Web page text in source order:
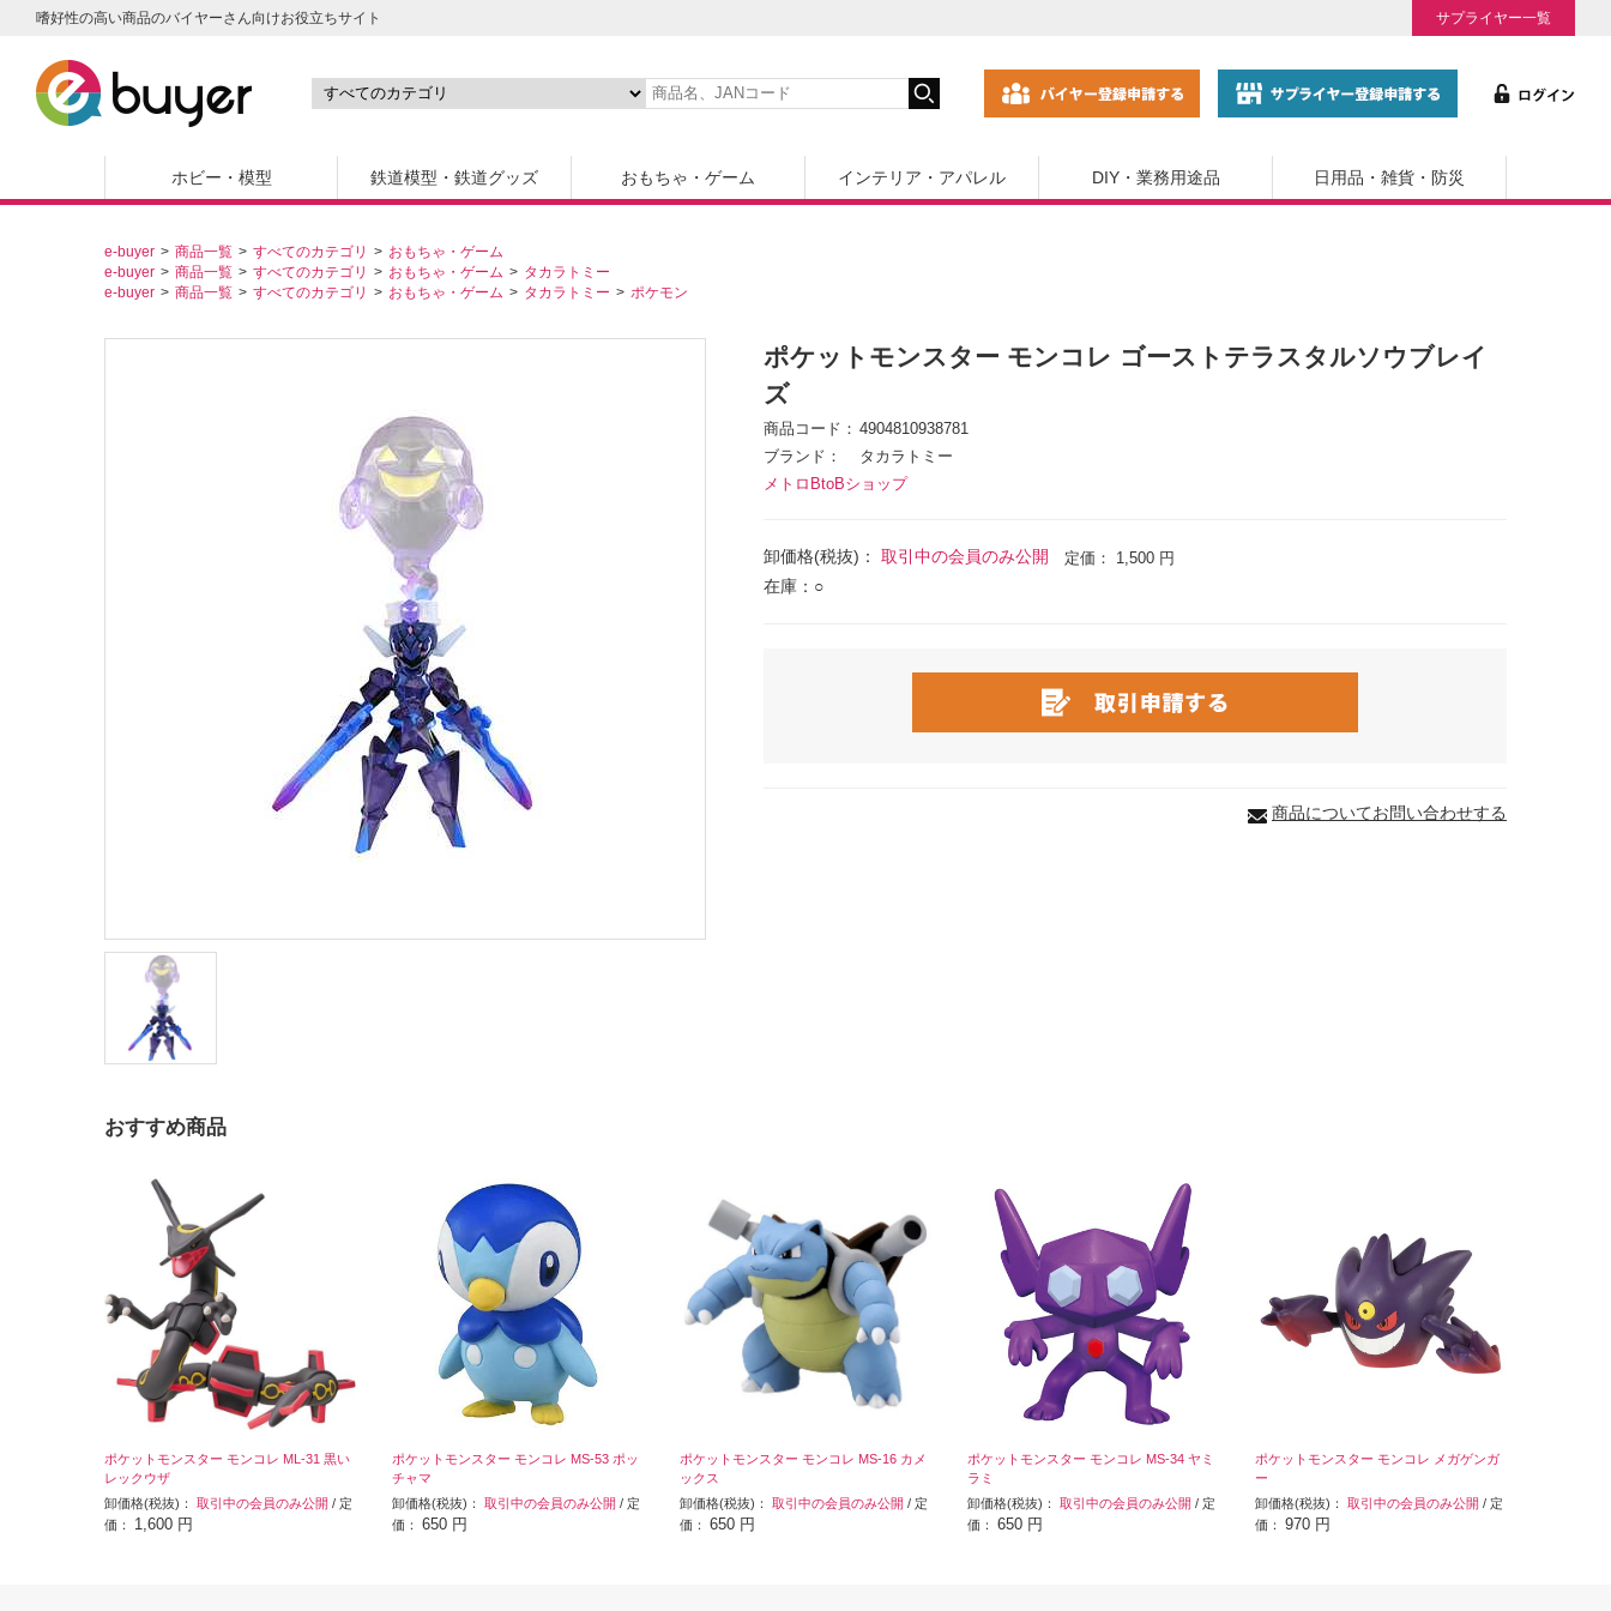
嗜好性の高い商品のバイヤーさん向けお役立ちサイト サプライヤー一覧
ホビー・模型 鉄道模型・鉄道グッズ おもちゃ・ゲーム インテリア・アパレル DIY・業務用途品 日用品・雑貨・防災
e-buyer 商品一覧 すべてのカテゴリ
おもちゃ・ゲーム
e-buyer
商品一覧 すべてのカテゴリ おもちゃ・ゲーム
タカラトミー
e-buyer
商品一覧 すべてのカテゴリ おもちゃ・ゲーム タカラトミー ポケモン
ポケットモンスター モンコレ ゴーストテラスタルソウブレイ
ズ
商品コード
4904810938781
ブランド
タカラトミー
メトロBtoBショップ
卸価格(税抜)： 取引中の会員のみ公開 定価： 1,500 円
在庫：○
商品についてお問い合わせする
おすすめ商品
ポケットモンスター モンコレ ML-31 黒い
レックウザ
卸価格(税抜)： 取引中の会員のみ公開 / 定
価： 1,600 円
ポケットモンスター モンコレ MS-53 ポッ
チャマ
卸価格(税抜)： 取引中の会員のみ公開 / 定
価： 650 円
ポケットモンスター モンコレ MS-16 カメ
ックス
卸価格(税抜)： 取引中の会員のみ公開 / 定
価： 650 円
ポケットモンスター モンコレ MS-34 ヤミ
ラミ
卸価格(税抜)： 取引中の会員のみ公開 / 定
価： 650 円
ポケットモンスター モンコレ メガゲンガ
ー
卸価格(税抜)： 取引中の会員のみ公開 / 定
価： 970 円